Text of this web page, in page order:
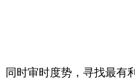
时审时度势，寻找最有